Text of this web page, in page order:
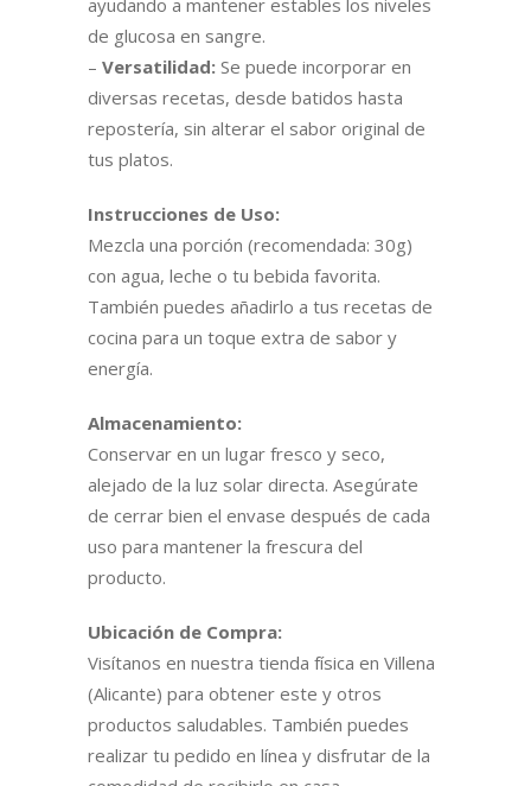
de glucosa en sangre.
– Versatilidad: Se puede incorporar en
diversas recetas, desde batidos hasta
repostería, sin alterar el sabor original de
tus platos.
Instrucciones de Uso:
Mezcla una porción (recomendada: 30g)
con agua, leche o tu bebida favorita.
También puedes añadirlo a tus recetas de
cocina para un toque extra de sabor y
energía.
Almacenamiento:
Conservar en un lugar fresco y seco,
alejado de la luz solar directa. Asegúrate
de cerrar bien el envase después de cada
uso para mantener la frescura del
producto.
Ubicación de Compra:
Visítanos en nuestra tienda física en Villena
(Alicante) para obtener este y otros
productos saludables. También puedes
realizar tu pedido en línea y disfrutar de la